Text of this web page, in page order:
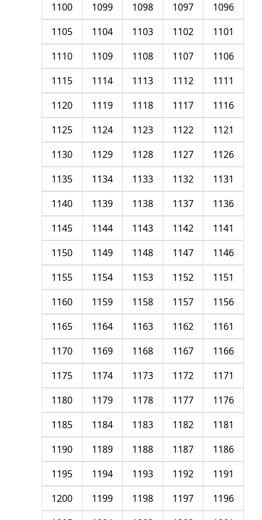
1096
1097
1098
1099
1100
1101
1102
1103
1104
1105
1106
1107
1108
1109
1110
1111
1112
1113
1114
1115
1116
1117
1118
1119
1120
1121
1122
1123
1124
1125
1126
1127
1128
1129
1130
1131
1132
1133
1134
1135
1136
1137
1138
1139
1140
1141
1142
1143
1144
1145
1146
1147
1148
1149
1150
1151
1152
1153
1154
1155
1156
1157
1158
1159
1160
1161
1162
1163
1164
1165
1166
1167
1168
1169
1170
1171
1172
1173
1174
1175
1176
1177
1178
1179
1180
1181
1182
1183
1184
1185
1186
1187
1188
1189
1190
1191
1192
1193
1194
1195
1196
1197
1198
1199
1200